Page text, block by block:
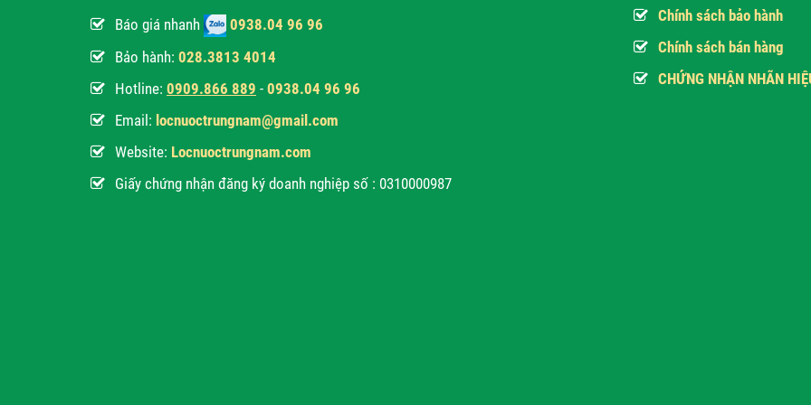
Báo giá nhanh
0938.04 96 96
Bảo hành: 028.3813 4014
Hotline: 0909.866 889 - 0938.04 96 96
Email: locnuoctrungnam@gmail.com
Website: Locnuoctrungnam.com
Giấy chứng nhận đăng ký doanh nghiệp số : 0310000987
Chính sách bảo hành
Chính sách bán hàng
CHỨNG NHẬN NHÃN